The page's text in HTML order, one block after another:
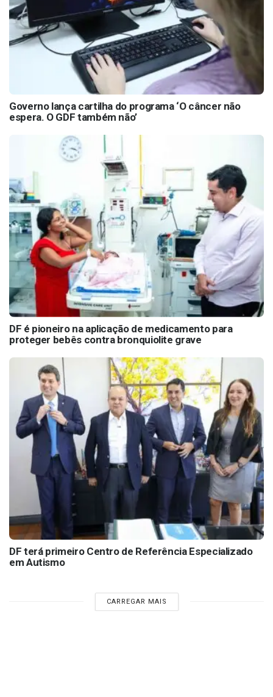
Governo lança cartilha do programa ‘O câncer não
espera. O GDF também não’
DF é pioneiro na aplicação de medicamento para
proteger bebês contra bronquiolite grave
DF terá primeiro Centro de Referência Especializado
em Autismo
CARREGAR MAIS